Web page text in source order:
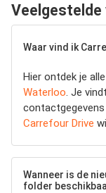
Veelgestelde
Waar vind ik
Hier ontdek je alle
Waterloo. Je
Carrefour Drive
Wanneer is de
folder